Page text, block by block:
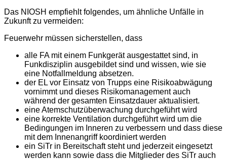
Das NIOSH empfiehlt folgendes, um ähnliche Unfälle in
Zukunft zu vermeiden:
Feuerwehr müssen sicherstellen, dass
alle FA mit einem Funkgerät ausgestattet sind, in
Funkdisziplin ausgebildet sind und wissen, wie sie
eine Notfallmeldung absetzen.
der EL vor Einsatz von Trupps eine Risikoabwägung
vornimmt und dieses Risikomanagement auch
während der gesamten Einsatzdauer aktualisiert.
eine Atemschutzüberwachung durchgeführt wird
eine korrekte Ventilation durchgeführt wird um die
Bedingungen im Inneren zu verbessern und dass diese
mit dem Innenangriff koordiniert werden
ein SiTr in Bereitschaft steht und jederzeit eingesetzt
werden kann sowie dass die Mitglieder des SiTr auch